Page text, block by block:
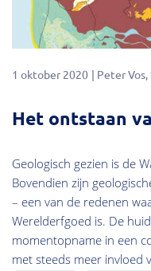
1 oktober 2020 Peter Vos
Het ontstaan
Geologisch gezien is de
Bovendien zijn
– een van de redenen
Werelderfgoed is. De
momentopname in een
met steeds meer invloed